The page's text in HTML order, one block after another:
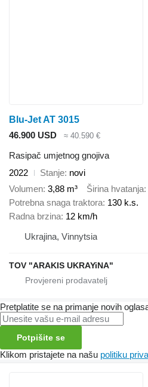
Blu-Jet AT 3015
46.900 USD
≈ 40.590 €
Rasipač umjetnog gnojiva
2022
Stanje novi
Volumen 3,88 m³ Širina hvatanja
Potrebna snaga traktora 130 k.s.
Radna brzina 12 km/h
Ukrajina, Vinnytsia
TOV "ARAKIS UKRAYiNA"
Pretplatite se na primanje novih
Potpišite se
Klikom pristajete na našu politiku